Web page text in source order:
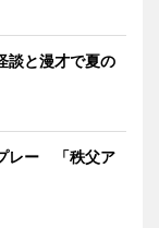
談と漫才で夏の
レー 「秩父ア